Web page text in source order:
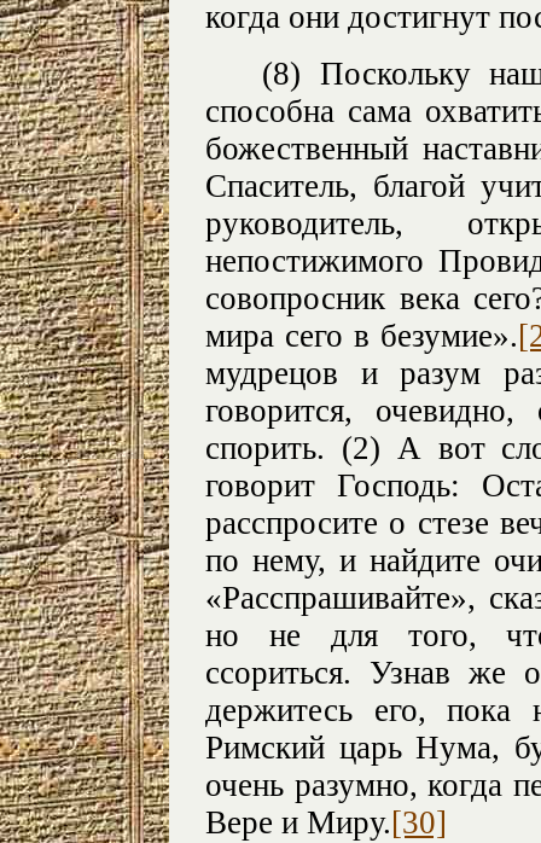
когда они достигнут
(8) Поскольку
способна сама
божественный
Спаситель, благой
руководитель,
непостижимого
совопросник века
мира сего в безумие».
мудрецов и разум
говорится,
спорить. (2) А вот
говорит Господь:
расспросите о стезе
по нему, и найдите
«Расспрашивайте»,
но не для того,
ссориться. Узнав же
держитесь его, пока
Римский царь Нума,
очень разумно, когда
Вере и Миру.[30]